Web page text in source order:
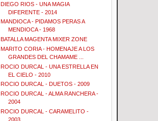
DIEGO RIOS - UNA MAGIA
DIFERENTE - 2014
MANDIOCA - PIDAMOS PERAS A
MENDIOCA - 1968
BATALLA MAGENTA MIXER ZONE
MARITO CORIA - HOMENAJE A LOS
GRANDES DEL CHAMAME ...
ROCIO DURCAL - UNA ESTRELLA EN
EL CIELO - 2010
ROCIO DURCAL - DUETOS - 2009
ROCIO DURCAL - ALMA RANCHERA -
2004
ROCIO DURCAL - CARAMELITO -
2003